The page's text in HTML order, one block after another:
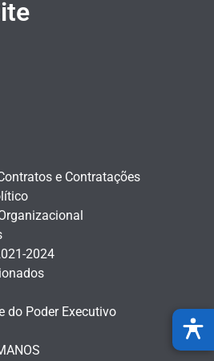
e Contratações
2024
do Poder Executivo